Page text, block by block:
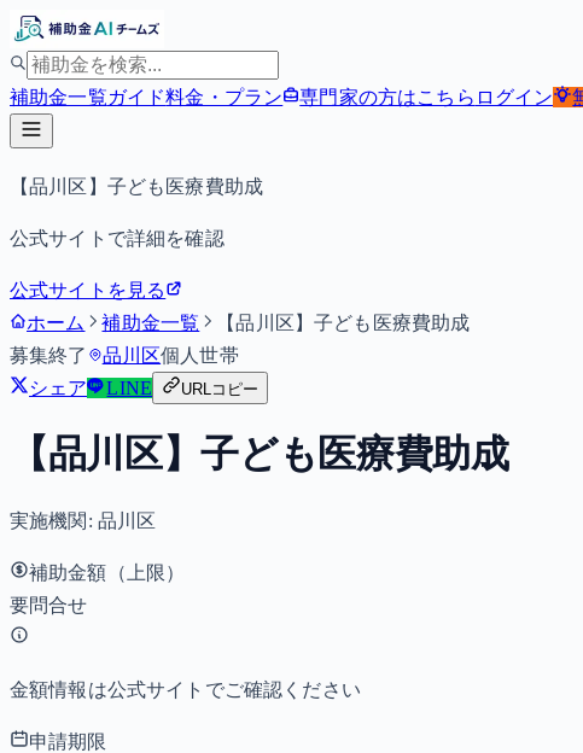
補助金一覧ガイド料金・プラン 専門家の方はこちら ログイン
【品川区】子ども医療費助成
公式サイトで詳細を確認
公式サイトを見る
ホーム
補助金一覧
【品川区】子ども医療費助成
募集終了
品川区個人世帯
シェア
LINE URLコピー
【品川区】子ども医療費助成
実施機関: 品川区
補助金額（上限）
要問合せ
金額情報は公式サイトでご確認ください
申請期限